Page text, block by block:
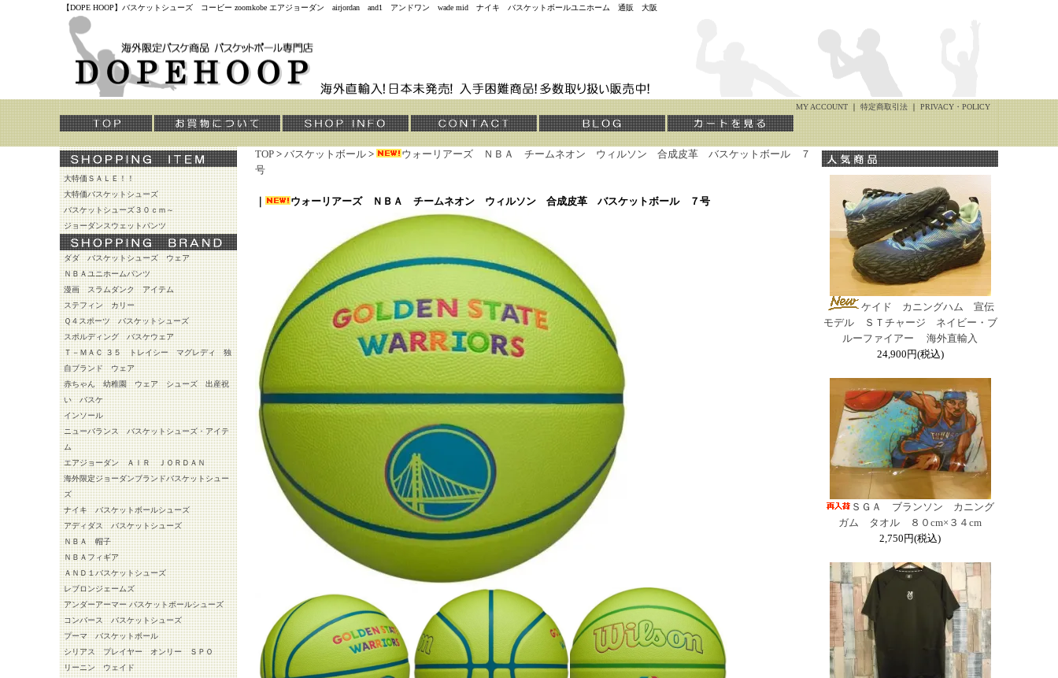
【DOPE HOOP】バスケットシューズ コービー zoomkobe エアジョーダン airjordan and1 アンドワン wade mid ナイキ バスケットボールユニホーム 通販 大阪
MY ACCOUNT｜特定商取引法｜PRIVACY・POLICY
大特価ＳＡＬＥ！！
大特価バスケットシューズ
バスケットシューズ３０ｃｍ～
ジョーダンスウェットパンツ
ダダ バスケットシューズ ウェア
ＮＢＡユニホームパンツ
漫画 スラムダンク アイテム
ステフィン カリー
Ｑ４スポーツ バスケットシューズ
スポルディング バスケウェア
Ｔ－ＭＡＣ ３５ トレイシー マグレディ 独
自ブランド ウェア
赤ちゃん 幼稚園 ウェア シューズ 出産祝
い バスケ
インソール
ニューバランス バスケットシューズ・アイテ
ム
エアジョーダン ＡＩＲ ＪＯＲＤＡＮ
海外限定ジョーダンブランドバスケットシュー
ズ
ナイキ バスケットボールシューズ
アディダス バスケットシューズ
ＮＢＡ 帽子
ＮＢＡフィギア
ＡＮＤ１バスケットシューズ
レブロンジェームズ
アンダーアーマー バスケットボールシューズ
コンバース バスケットシューズ
プーマ バスケットボール
シリアス プレイヤー オンリー ＳＰＯ
リーニン ウェイド
ケイド カニングハム 宣伝
モデル ＳＴチャージ ネイビー・ブ
ルーファイアー 海外直輸入
24,900円(税込)
ＳＧＡ ブランソン カニング
ガム タオル ８０cm×３４cm
2,750円(税込)
TOP > バスケットボール >
ウォーリアーズ ＮＢＡ チームネオン ウィルソン 合成皮革 バスケットボール ７
号
ウォーリアーズ ＮＢＡ チームネオン ウィルソン 合成皮革 バスケットボール ７号